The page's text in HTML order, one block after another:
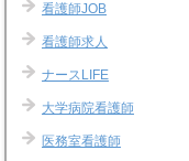
看護師JOB
看護師求人
ナースLIFE
大学病院看護師
医務室看護師